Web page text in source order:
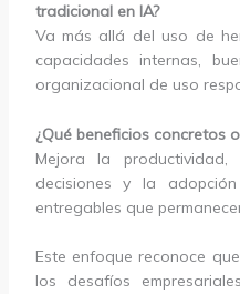
tradicional en IA?
Va más allá del uso de
capacidades internas,
organizacional de uso
¿Qué beneficios concretos
Mejora la
decisiones y la
entregables que
Este enfoque reconoce
los desafíos